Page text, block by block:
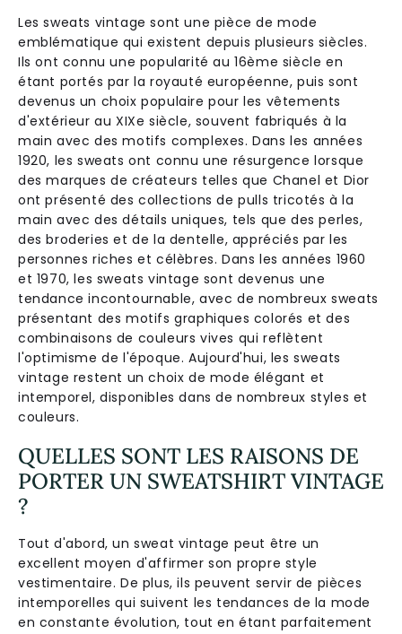
Les sweats vintage sont une pièce de mode
emblématique qui existent depuis plusieurs siècles.
Ils ont connu une popularité au 16ème siècle en
étant portés par la royauté européenne, puis sont
devenus un choix populaire pour les vêtements
d'extérieur au XIXe siècle, souvent fabriqués à la
main avec des motifs complexes. Dans les années
1920, les sweats ont connu une résurgence lorsque
des marques de créateurs telles que Chanel et Dior
ont présenté des collections de pulls tricotés à la
main avec des détails uniques, tels que des perles,
des broderies et de la dentelle, appréciés par les
personnes riches et célèbres. Dans les années 1960
et 1970, les sweats vintage sont devenus une
tendance incontournable, avec de nombreux sweats
présentant des motifs graphiques colorés et des
combinaisons de couleurs vives qui reflètent
l'optimisme de l'époque. Aujourd'hui, les sweats
vintage restent un choix de mode élégant et
intemporel, disponibles dans de nombreux styles et
couleurs.
QUELLES SONT LES RAISONS DE
PORTER UN SWEATSHIRT VINTAGE
?
Tout d'abord, un sweat vintage peut être un
excellent moyen d'affirmer son propre style
vestimentaire. De plus, ils peuvent servir de pièces
intemporelles qui suivent les tendances de la mode
en constante évolution, tout en étant parfaitement